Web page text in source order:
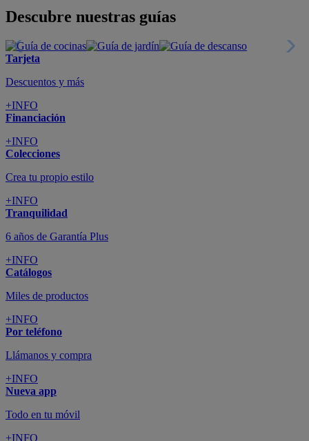
Descubre nuestras guías
Tarjeta
Descuentos y más
+INFO
Financiación
+INFO
Colecciones
Crea tu propio estilo
+INFO
Tranquilidad
6 años de Garantía Plus
+INFO
Catálogos
Miles de productos
+INFO
Por teléfono
Llámanos y compra
+INFO
Nueva app
Todo en tu móvil
+INFO